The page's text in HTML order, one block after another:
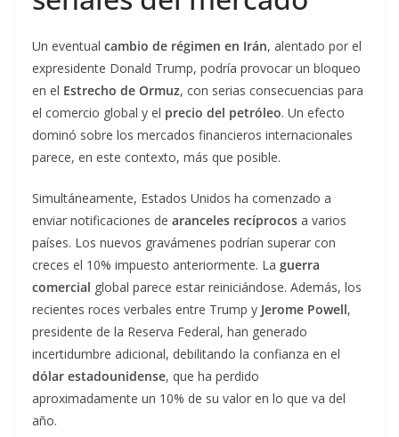
Un eventual cambio de régimen en Irán, alentado por el
expresidente Donald Trump, podría provocar un bloqueo
en el Estrecho de Ormuz, con serias consecuencias para
el comercio global y el precio del petróleo. Un efecto
dominó sobre los mercados financieros internacionales
parece, en este contexto, más que posible.
Simultáneamente, Estados Unidos ha comenzado a
enviar notificaciones de aranceles recíprocos a varios
países. Los nuevos gravámenes podrían superar con
creces el 10% impuesto anteriormente. La guerra
comercial global parece estar reiniciándose. Además, los
recientes roces verbales entre Trump y Jerome Powell,
presidente de la Reserva Federal, han generado
incertidumbre adicional, debilitando la confianza en el
dólar estadounidense, que ha perdido
aproximadamente un 10% de su valor en lo que va del
año.